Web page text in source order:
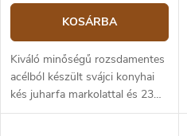
KOSÁRBA
Kiváló minőségű rozsdamentes
acélból készült svájci konyhai
kés juharfa markolattal és 23
cm hosszú pengével. Nagy